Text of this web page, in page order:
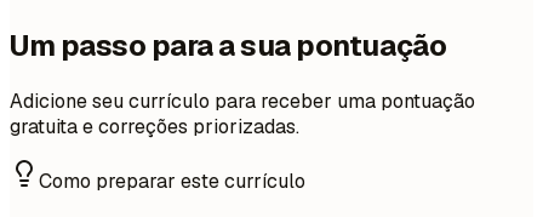
Um passo para a sua pontuação
Adicione seu currículo para receber uma pontuação
gratuita e correções priorizadas.
Como preparar este currículo